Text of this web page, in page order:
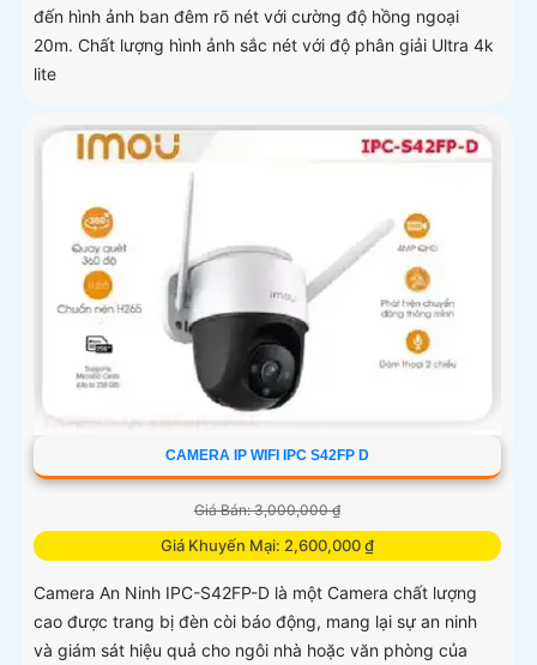
đến hình ảnh ban đêm rõ nét với cường độ hồng ngoại
20m. Chất lượng hình ảnh sắc nét với độ phân giải Ultra 4k
lite
CAMERA IP WIFI IPC S42FP D
Giá Bán: 3,000,000 ₫
Giá Khuyến Mại: 2,600,000 ₫
Camera An Ninh IPC-S42FP-D là một Camera chất lượng
cao được trang bị đèn còi báo động, mang lại sự an ninh
và giám sát hiệu quả cho ngôi nhà hoặc văn phòng của